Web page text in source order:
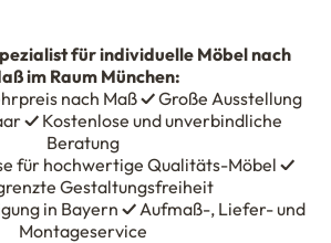
für individuelle Möbel nach
im Raum München:
nach Maß✓Große Ausstellung
✓ Kostenlose und unverbindliche
Beratung
für hochwertige Qualitäts-Möbel ✓
Gestaltungsfreiheit
in Bayern✓Aufmaß-, Liefer- und
Montageservice